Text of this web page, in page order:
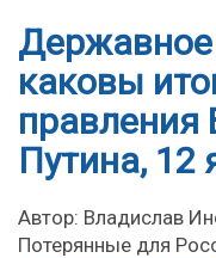
Державное
каковы
Путина, 12
Автор: Владислав
Потерянные для